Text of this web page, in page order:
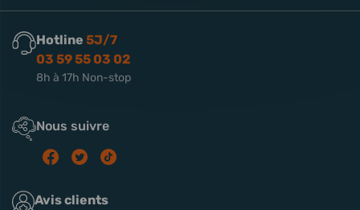
Hotline 5J/7
03 59 55 03 02
8h à 17h Non-stop
Nous suivre
Avis clients